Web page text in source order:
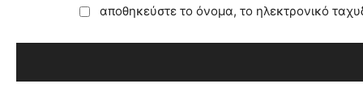
αποθηκεύστε το όνομα, το ηλεκτρονικό